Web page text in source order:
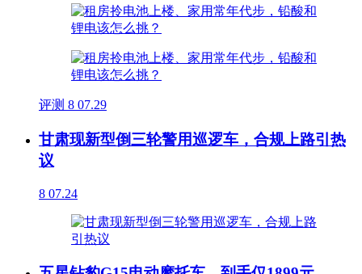
评测 8 07.29
甘肃现新型倒三轮警用巡逻车，合规上路引热
议
8 07.24